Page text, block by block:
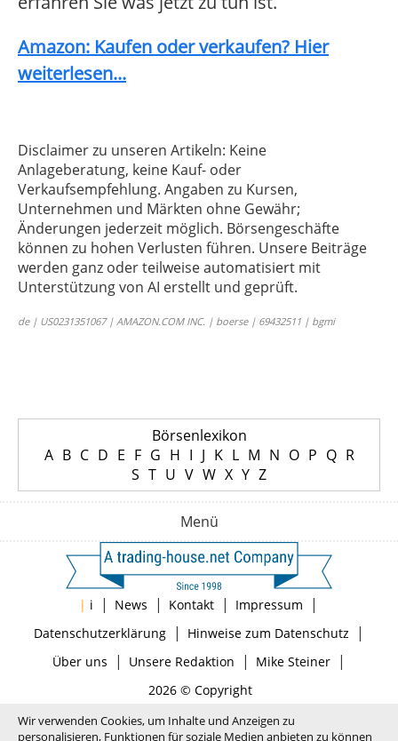
Amazon: Kaufen oder verkaufen? Hier
weiterlesen...
Disclaimer zu unseren Artikeln: Keine
Anlageberatung, keine Kauf- oder
Verkaufsempfehlung. Angaben zu Kursen,
Unternehmen und Märkten ohne Gewähr;
Änderungen jederzeit möglich. Börsengeschäfte
können zu hohen Verlusten führen. Unsere Beiträge
werden ganz oder teilweise automatisiert mit
Unterstützung von AI erstellt und geprüft.
de | US0231351067 | AMAZON.COM INC. | boerse | 69432511 | bgmi
Börsenlexikon
A B C D E F G H I J K L M N O P Q R
S T U V W X Y Z
Menü
| i | News | Kontakt | Impressum |
Datenschutzerklärung| Hinweise zum Datenschutz |
Über uns | Unsere Redaktion | Mike Steiner|
2026 © Copyright
Wir verwenden Cookies, um Inhalte und Anzeigen zu
personalisieren, Funktionen für soziale Medien anbieten zu können